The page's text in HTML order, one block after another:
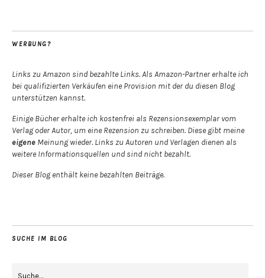
WERBUNG?
Links zu Amazon sind bezahlte Links. Als Amazon-Partner erhalte ich
bei qualifizierten Verkäufen eine Provision mit der du diesen Blog
unterstützen kannst.
Einige Bücher erhalte ich kostenfrei als Rezensionsexemplar vom
Verlag oder Autor, um eine Rezension zu schreiben. Diese gibt meine
eigene Meinung wieder. Links zu Autoren und Verlagen dienen als
weitere Informationsquellen und sind nicht bezahlt.
Dieser Blog enthält keine bezahlten Beiträge.
SUCHE IM BLOG